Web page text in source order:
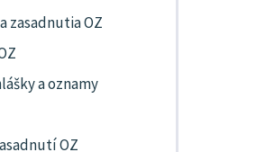
zasadnutia OZ
a oznamy
OZ